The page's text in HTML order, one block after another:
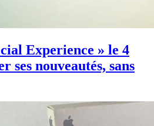
Experience » le 4
ses nouveautés, sans